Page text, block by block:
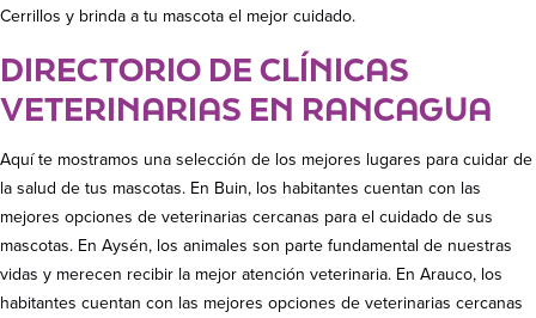
Cerrillos y brinda a tu mascota el mejor cuidado.
DIRECTORIO DE CLÍNICAS
VETERINARIAS EN RANCAGUA
Aquí te mostramos una selección de los mejores lugares para cuidar de
la salud de tus mascotas. En Buin, los habitantes cuentan con las
mejores opciones de veterinarias cercanas para el cuidado de sus
mascotas. En Aysén, los animales son parte fundamental de nuestras
vidas y merecen recibir la mejor atención veterinaria. En Arauco, los
habitantes cuentan con las mejores opciones de veterinarias cercanas